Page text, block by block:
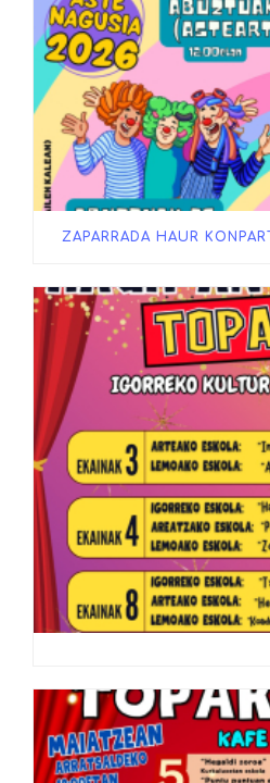
ZAPARRADA HAUR